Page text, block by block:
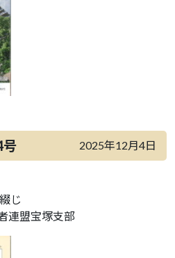
2025年12月4日
じ
連盟宝塚支部